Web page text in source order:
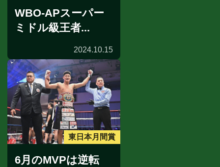
WBO-APスーパー
ミドル級王者...
2024.10.15
東日本月間賞
6月のMVPは逆転